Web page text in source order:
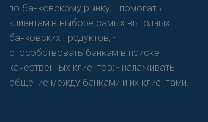
по банковскому рынку; - помогать
клиентам в выборе самых выгодных
банковских продуктов; -
способствовать банкам в поиске
качественных клиентов; - налаживать
общение между банками и их клиентами.